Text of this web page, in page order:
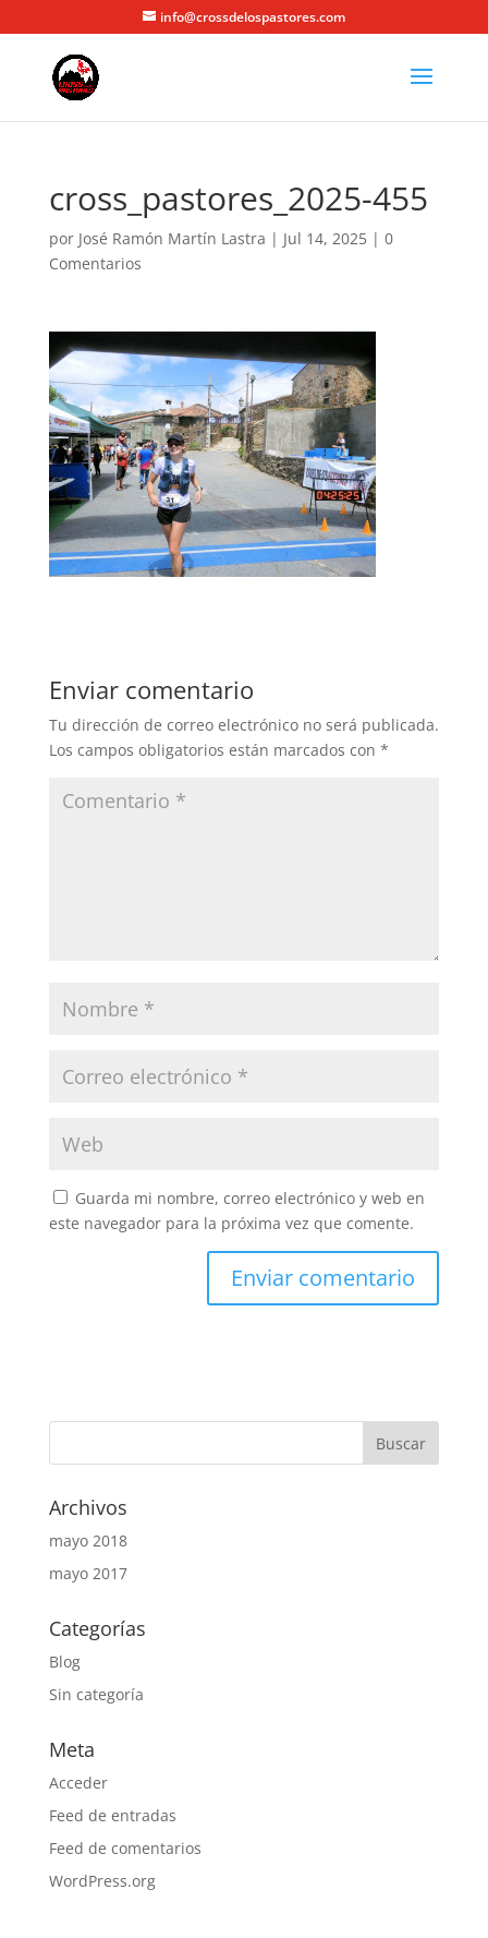
info@crossdelospastores.com
cross_pastores_2025-455
por José Ramón Martín Lastra | Jul 14, 2025| 0
Comentarios
Enviar comentario
Tu dirección de correo electrónico no será publicada.
Los campos obligatorios están marcados con *
Guarda mi nombre, correo electrónico y web en
este navegador para la próxima vez que comente.
Archivos
mayo 2018
mayo 2017
Categorías
Blog
Sin categoría
Meta
Acceder
Feed de entradas
Feed de comentarios
WordPress.org